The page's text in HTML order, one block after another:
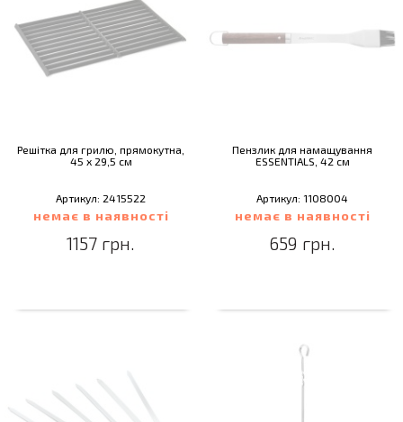
Решітка для грилю, прямокутна,
45 х 29,5 см
Артикул: 2415522
немає в наявності
1157 грн.
Пензлик для намащування
ESSENTIALS, 42 см
Артикул: 1108004
немає в наявності
659 грн.